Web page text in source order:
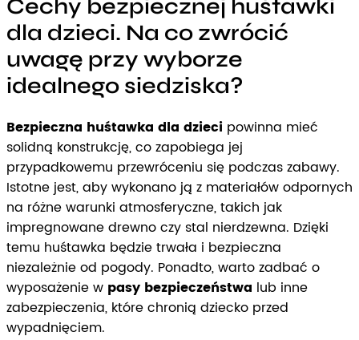
Cechy bezpiecznej huśtawki
dla dzieci. Na co zwrócić
uwagę przy wyborze
idealnego siedziska?
Bezpieczna huśtawka dla dzieci powinna mieć
solidną konstrukcję, co zapobiega jej
przypadkowemu przewróceniu się podczas zabawy.
Istotne jest, aby wykonano ją z materiałów odpornych
na różne warunki atmosferyczne, takich jak
impregnowane drewno czy stal nierdzewna. Dzięki
temu huśtawka będzie trwała i bezpieczna
niezależnie od pogody. Ponadto, warto zadbać o
wyposażenie w pasy bezpieczeństwa lub inne
zabezpieczenia, które chronią dziecko przed
wypadnięciem.